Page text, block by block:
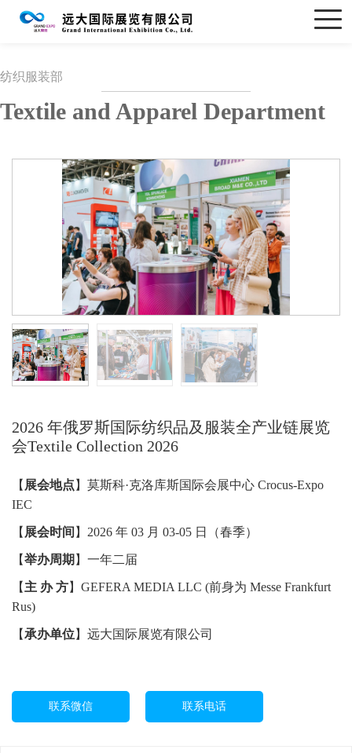
纺织服装部
Textile and Apparel Department
2026 年俄罗斯国际纺织品及服装全产业链展览
会Textile Collection 2026
【 展会地点 】莫斯科·克洛库斯国际会展中心 Crocus-Expo
IEC
【 展会时间 】 2026 年 03 月 03-05 日（春季）
【举办周期 】一年二届
【 主 办 方】 GEFERA MEDIA LLC (前身为 Messe Frankfurt
Rus)
【承办单位】远大国际展览有限公司
联系微信 联系电话